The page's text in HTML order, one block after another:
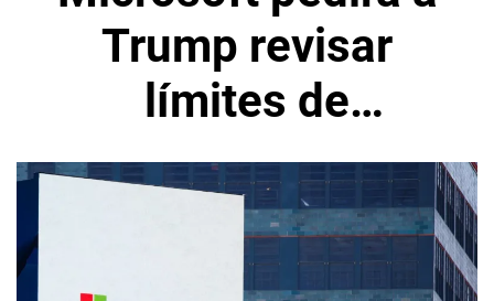
Trump revisar
límites de
exportaciones de
chips de IA